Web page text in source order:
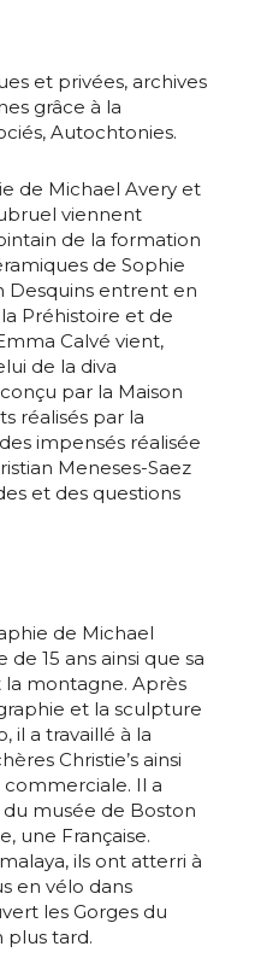
et privées, archives
grâce à la
Autochtonies.
de Michael Avery et
viennent
de la formation
de Sophie
Desquins entrent en
Préhistoire et de
Calvé vient,
de la diva
par la Maison
réalisés par la
impensés réalisée
Meneses-Saez
et des questions
de Michael
15 ans ainsi que sa
la montagne. Après
et la sculpture
il a travaillé à la
Christie’s ainsi
Il a
du musée de Boston
une Française.
ils ont atterri à
en vélo dans
les Gorges du
plus tard.